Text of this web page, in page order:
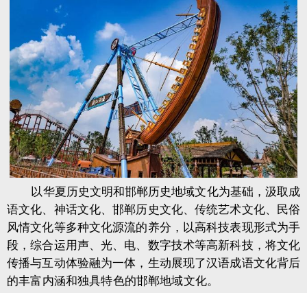
以华夏历史文明和邯郸历史地域文化为基础，汲取成
语文化、神话文化、邯郸历史文化、传统艺术文化、民俗
风情文化等多种文化源流的养分，以高科技表现形式为手
段，综合运用声、光、电、数字技术等高新科技，将文化
传播与互动体验融为一体，生动展现了汉语成语文化背后
的丰富内涵和独具特色的邯郸地域文化。